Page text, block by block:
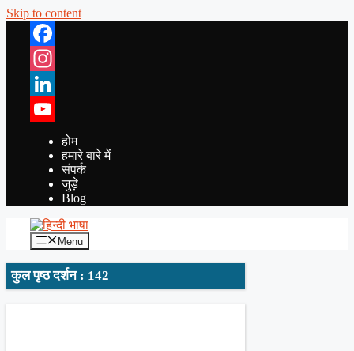
Skip to content
Facebook
Instagram
LinkedIn
YouTube
होम
हमारे बारे में
संपर्क
जुड़े
Blog
Menu
कुल पृष्ठ दर्शन : 142